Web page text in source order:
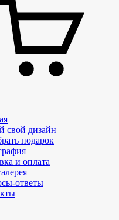
свой дизайн
подарок
и оплата
ответы